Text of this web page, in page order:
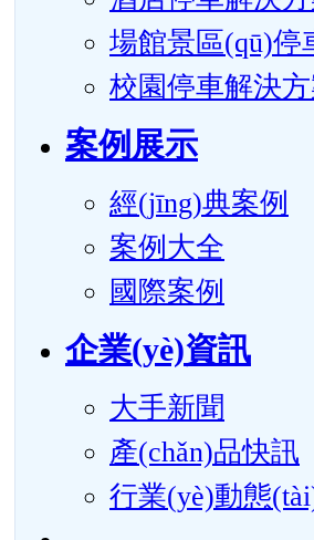
場館景區(qū)停
校園停車解決
案例展示
經(jīng)典案例
案例大全
國際案例
企業(yè)資訊
大手新聞
產(chǎn)品快訊
行業(yè)動態